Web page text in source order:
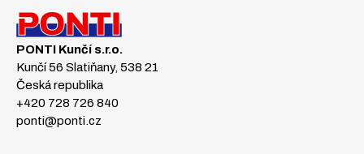
PONTI Kunčí s.r.o.
Kunčí 56 Slatiňany, 538 21
Česká republika
+420 728 726 840
ponti@ponti.cz